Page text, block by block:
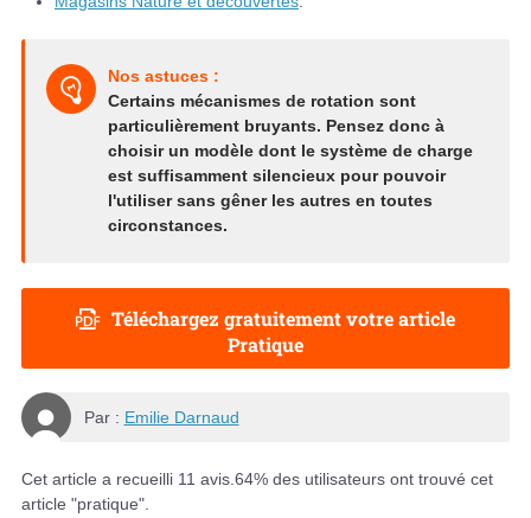
Nos astuces :
Certains mécanismes de rotation sont
particulièrement bruyants. Pensez donc à
choisir un modèle dont le système de charge
est suffisamment silencieux pour pouvoir
l'utiliser sans gêner les autres en toutes
circonstances.
Téléchargez gratuitement votre article
Pratique
Par : Emilie Darnaud
Cet article a recueilli 11 avis. 64% des utilisateurs ont trouvé cet
article "pratique".